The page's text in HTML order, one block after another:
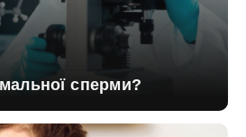
сперми?